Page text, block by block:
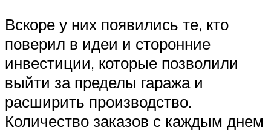
Вскоре у них появились те, кто
поверил в идеи и сторонние
инвестиции, которые позволили
выйти за пределы гаража и
расширить производство.
Количество заказов с каждым днем